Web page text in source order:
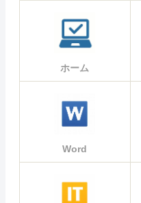
ホーム
Word